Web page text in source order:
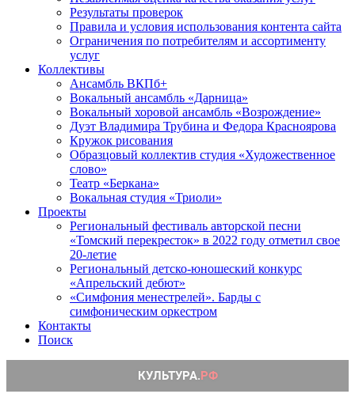
Результаты проверок
Правила и условия использования контента сайта
Ограничения по потребителям и ассортименту
услуг
Коллективы
Ансамбль ВКПб+
Вокальный ансамбль «Дарница»
Вокальный хоровой ансамбль «Возрождение»
Дуэт Владимира Трубина и Федора Красноярова
Кружок рисования
Образцовый коллектив студия «Художественное
слово»
Театр «Беркана»
Вокальная студия «Триоли»
Проекты
Региональный фестиваль авторской песни
«Томский перекресток» в 2022 году отметил свое
20-летие
Региональный детско-юношеский конкурс
«Апрельский дебют»
«Симфония менестрелей». Барды с
симфоническим оркестром
Контакты
Поиск